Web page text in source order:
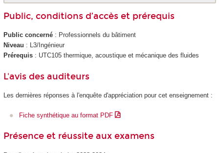
Public, conditions d’accès et prérequis
Public concerné: Professionnels du bâtiment
Niveau : L3/Ingénieur
Prérequis : UTC105 thermique, acoustique et mécanique des fluides
L'avis des auditeurs
Les dernières réponses à l'enquête d'appréciation pour cet enseignement :
Fiche synthétique au format PDF
Présence et réussite aux examens